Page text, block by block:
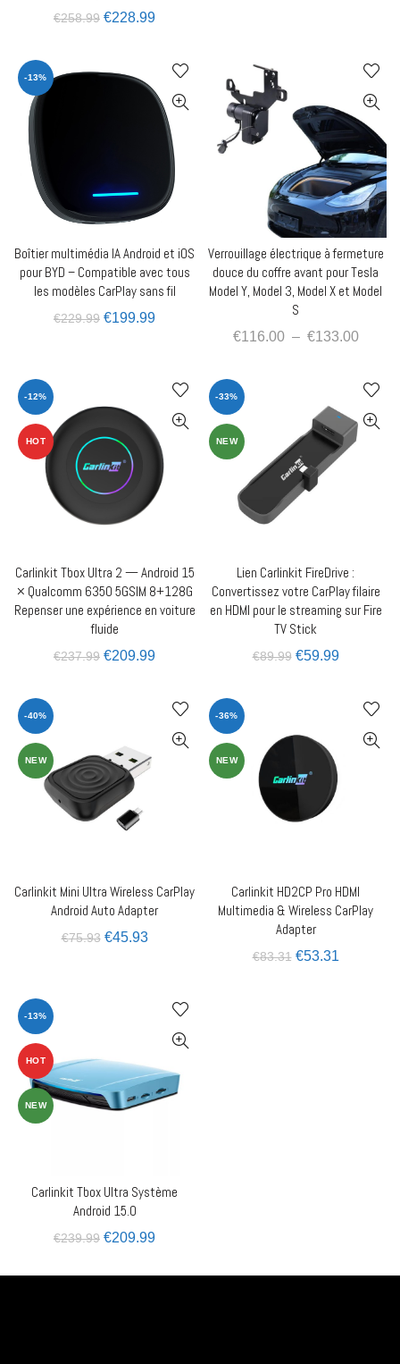
€258.99 €228.99
-13%
AJOUTER AU PANIER
Boîtier multimédia IA Android et iOS
pour BYD – Compatible avec tous
les modèles CarPlay sans fil
€229.99 €199.99
QUICK SHOP
Verrouillage électrique à fermeture
douce du coffre avant pour Tesla
Model Y, Model 3, Model X et Model
S
€116.00 – €133.00
-12%
HOT
AJOUTER AU PANIER
Carlinkit Tbox Ultra 2 — Android 15
× Qualcomm 6350 5GSIM 8+128G
Repenser une expérience en voiture
fluide
€237.99 €209.99
-33%
NEW
AJOUTER AU PANIER
Lien Carlinkit FireDrive :
Convertissez votre CarPlay filaire
en HDMI pour le streaming sur Fire
TV Stick
€89.99 €59.99
-40%
NEW
AJOUTER AU PANIER
Carlinkit Mini Ultra Wireless CarPlay
Android Auto Adapter
€75.93 €45.93
-36%
NEW
AJOUTER AU PANIER
Carlinkit HD2CP Pro HDMI
Multimedia & Wireless CarPlay
Adapter
€83.31 €53.31
-13%
HOT
NEW
AJOUTER AU PANIER
Carlinkit Tbox Ultra Système
Android 15.0
€239.99 €209.99